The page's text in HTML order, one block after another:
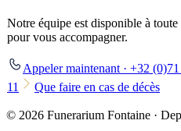
Notre équipe est disponible à toute
pour vous accompagner.
Appeler maintenant · +32 (0)71
11
Que faire en cas de décès
© 2026 Funerarium Fontaine ·